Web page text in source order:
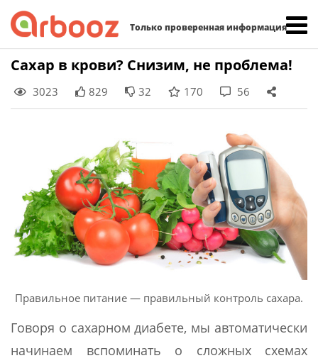
Только проверенная информация
Skip
content
Сахар в крови? Снизим, не проблема!
3023 829 32 170 56
Правильное питание — правильный контроль сахара.
Говоря о сахарном диабете, мы автоматически
начинаем вспоминать о сложных схемах
Найти: